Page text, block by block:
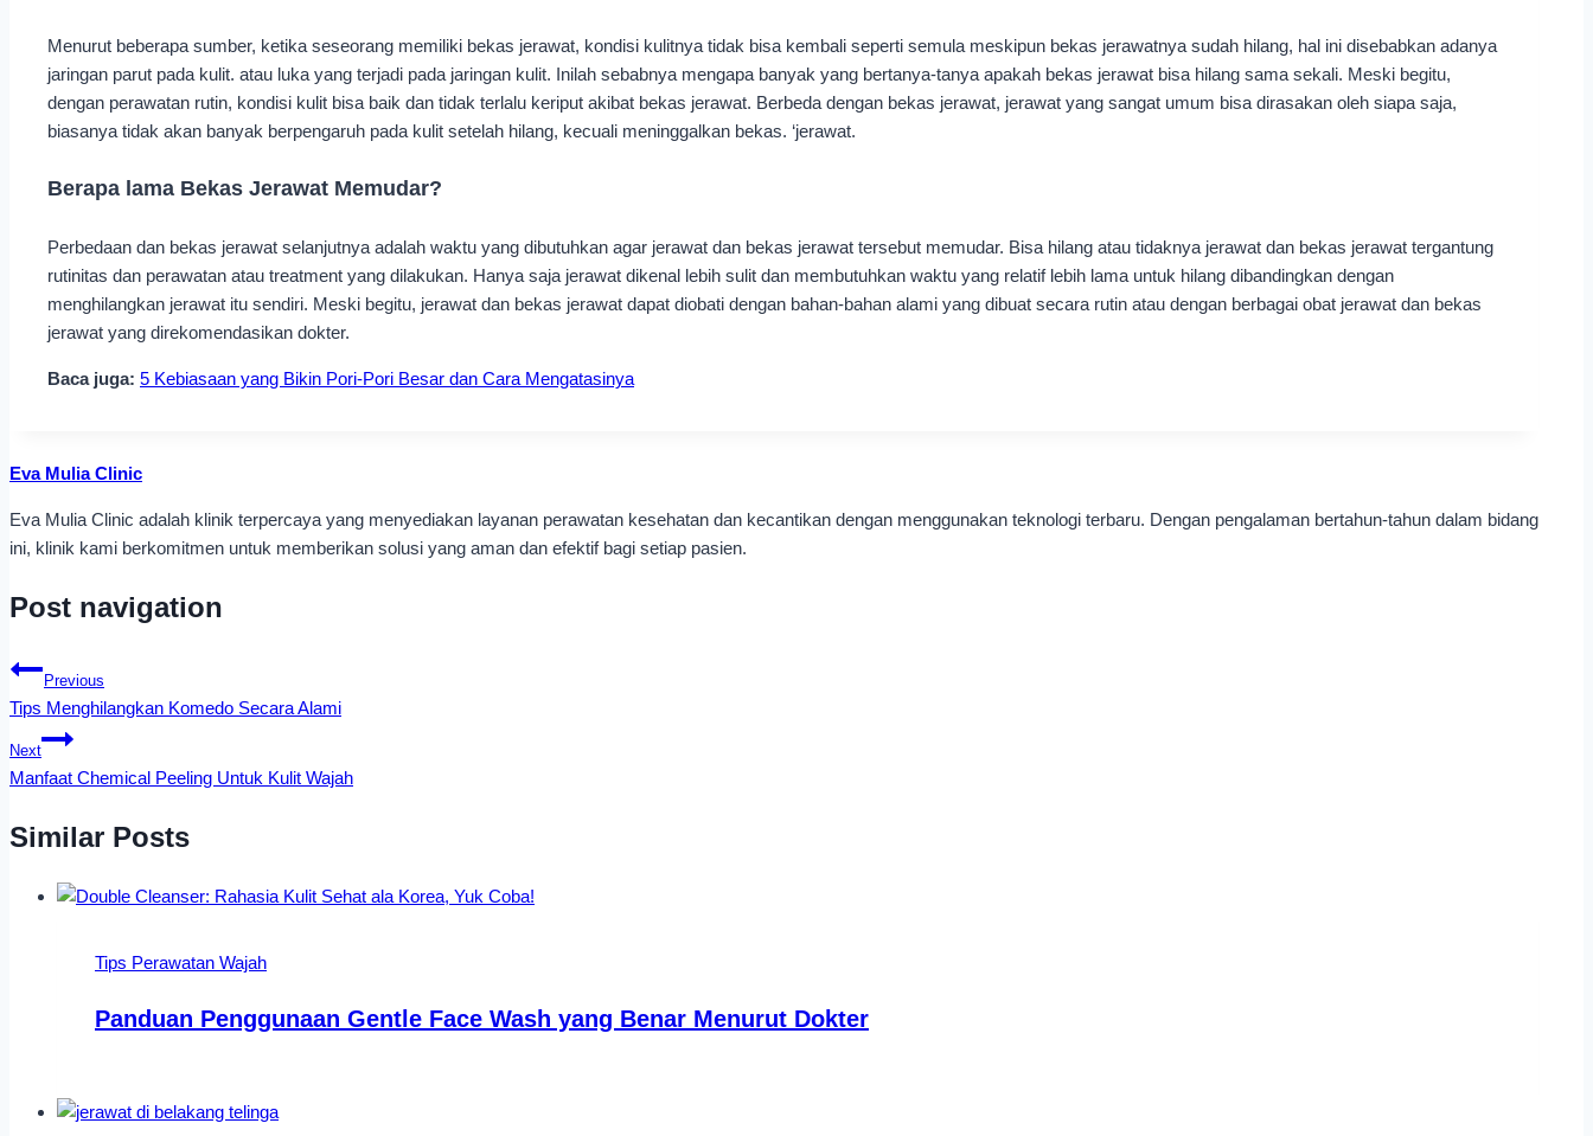
Menurut beberapa sumber, ketika seseorang memiliki bekas jerawat, kondisi kulitnya tidak bisa kembali seperti semula meskipun bekas jerawatnya sudah hilang, hal ini disebabkan adanya
jaringan parut pada kulit. atau luka yang terjadi pada jaringan kulit. Inilah sebabnya mengapa banyak yang bertanya-tanya apakah bekas jerawat bisa hilang sama sekali. Meski begitu,
dengan perawatan rutin, kondisi kulit bisa baik dan tidak terlalu keriput akibat bekas jerawat. Berbeda dengan bekas jerawat, jerawat yang sangat umum bisa dirasakan oleh siapa saja,
biasanya tidak akan banyak berpengaruh pada kulit setelah hilang, kecuali meninggalkan bekas. ‘jerawat.
Berapa lama Bekas Jerawat Memudar?
Perbedaan dan bekas jerawat selanjutnya adalah waktu yang dibutuhkan agar jerawat dan bekas jerawat tersebut memudar. Bisa hilang atau tidaknya jerawat dan bekas jerawat tergantung
rutinitas dan perawatan atau treatment yang dilakukan. Hanya saja jerawat dikenal lebih sulit dan membutuhkan waktu yang relatif lebih lama untuk hilang dibandingkan dengan
menghilangkan jerawat itu sendiri. Meski begitu, jerawat dan bekas jerawat dapat diobati dengan bahan-bahan alami yang dibuat secara rutin atau dengan berbagai obat jerawat dan bekas
jerawat yang direkomendasikan dokter.
Baca juga: 5 Kebiasaan yang Bikin Pori-Pori Besar dan Cara Mengatasinya
Eva Mulia Clinic
Eva Mulia Clinic adalah klinik terpercaya yang menyediakan layanan perawatan kesehatan dan kecantikan dengan menggunakan teknologi terbaru. Dengan pengalaman bertahun-tahun dalam bidang
ini, klinik kami berkomitmen untuk memberikan solusi yang aman dan efektif bagi setiap pasien.
Post navigation
Previous
Tips Menghilangkan Komedo Secara Alami
Next
Manfaat Chemical Peeling Untuk Kulit Wajah
Similar Posts
Tips Perawatan Wajah
Panduan Penggunaan Gentle Face Wash yang Benar Menurut Dokter